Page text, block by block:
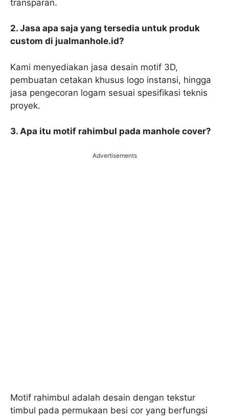
transparan.
2. Jasa apa saja yang tersedia untuk produk
custom di jualmanhole.id?
Kami menyediakan jasa desain motif 3D,
pembuatan cetakan khusus logo instansi, hingga
jasa pengecoran logam sesuai spesifikasi teknis
proyek.
3. Apa itu motif rahimbul pada manhole cover?
Advertisements
Motif rahimbul adalah desain dengan tekstur
timbul pada permukaan besi cor yang berfungsi